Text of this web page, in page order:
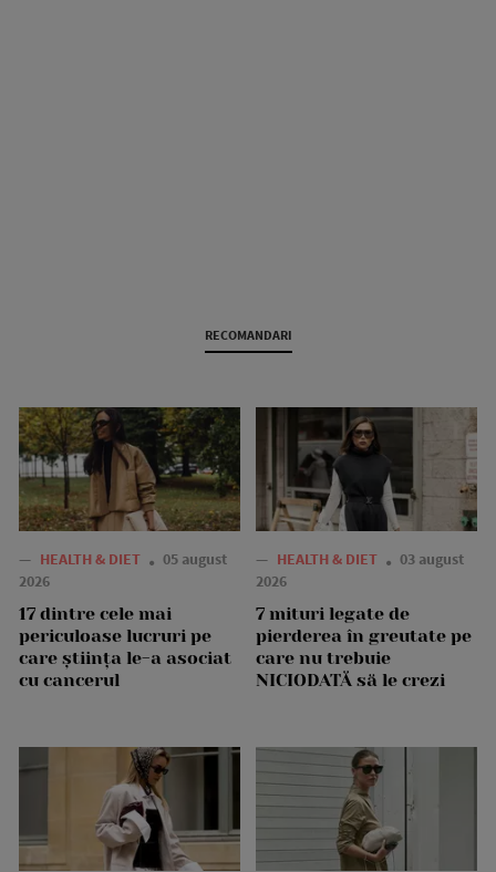
RECOMANDARI
— HEALTH & DIET
05 august
2026
17 dintre cele mai
periculoase lucruri pe
care știința le-a asociat
cu cancerul
— HEALTH & DIET
03 august
2026
7 mituri legate de
pierderea în greutate pe
care nu trebuie
NICIODATĂ să le crezi